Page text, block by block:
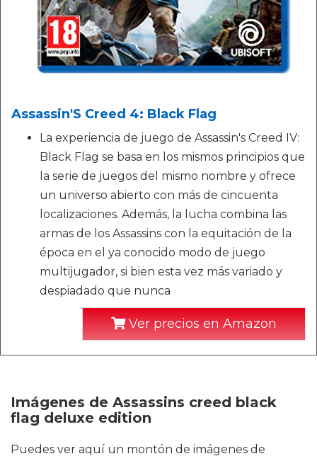
Assassin'S Creed 4: Black Flag
La experiencia de juego de Assassin's Creed IV:
Black Flag se basa en los mismos principios que
la serie de juegos del mismo nombre y ofrece
un universo abierto con más de cincuenta
localizaciones. Además, la lucha combina las
armas de los Assassins con la equitación de la
época en el ya conocido modo de juego
multijugador, si bien esta vez más variado y
despiadado que nunca
Ver precios en Amazon
Imágenes de Assassins creed black
flag deluxe edition
Puedes ver aquí un montón de imágenes de